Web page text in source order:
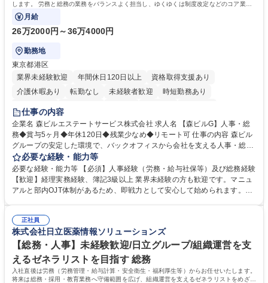
します。 労務と総務の業務をバランスよく担当し、ゆくゆくは制度改定などのコア業務
にも挑戦できる、やりがいある環境です。
月給
26万2000円～36万4000円
勤務地
東京都港区
業界未経験歓迎
年間休日120日以上
資格取得支援あり
介護休暇あり
転勤なし 未経験者歓迎
時短勤務あり
経験者歓迎
完全週休2日制
交通費支給 長期歓迎 駅近5分以内 土日祝休み
仕事の内容
企業名 森ビルエステートサービス株式会社 求人名 【森ビルG】人事・総
務◆賞与5ヶ月◆年休120日◆残業少なめ◆リモート可 仕事の内容 森ビル
グループの安定した環境で、バックオフィスから会社を支える人事・総務
をお任せします。 労務と総務の業務をバランスよく担当し、ゆくゆくは制
度改定などのコア業務にも挑戦できる、やりがいある環境です。 ■勤怠管
理、給与計算、社会保険手続き、年末調整等の労務管理全般 ■入退社手続
き、社内規定の改定や人事制度改定などのコア業務 ■社内イベントの企画
でも質問・相談できる環境が整っているため、安心して成長できます。 募
集職種 【森ビルG】人事・総務◆賞与5ヶ月◆年休120日◆残業少なめ◆
リモート可
必要な経験・能力等
必要な経験・能力等 【必須】人事経験（労務・給与社保等）及び総務経験
【歓迎】経理実務経験、簿記3級以上 業界未経験の方も歓迎です。マニュ
アルと部内OJT体制があるため、即戦力として安心して始められます。
務に挑戦できるため、自身の成長と組織への貢献度をダイレクトに実感で
きます。 残業少なめ、週1日リモート可など、ワークライフバランスを保
ち長期活躍できる環境です。 「これまでの幅広い経験を活かし、長期的な
キャリアを築きたい」という前向きな意欲と挑戦を全力で応援します。 学
歴・資格 学歴：大学院 大学 高専 短大 専修学校 高校 語学力： 資格：日商
簿記検定1級 日商簿記検定2級 日商簿記検定3級
正社員
株式会社日立医薬情報ソリューションズ
【総務・人事】未経験歓迎/日立グループ/組織運営を支
えるゼネラリストを目指す 総務
入社直後は労務（労務管理・給与計算・安全衛生・福利厚生等）からお任せいたします。
将来は総務・採用・教育業務へ守備範囲を広げ、組織運営を支えるゼネラリストをめざせ